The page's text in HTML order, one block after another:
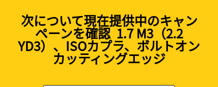
次について現在提供中のキャン
ペーンを確認 1.7 M3（2.2
YD3）、ISOカプラ、ボルトオン
カッティングエッジ